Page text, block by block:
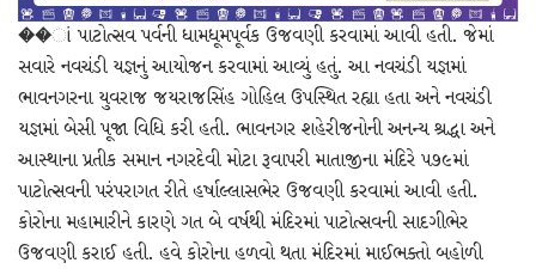
��ાં પાટોત્સવ પર્વની ધામધૂમપૂર્વક ઉજવણી કરવામાં આવી હતી. જેમાં
સવારે નવચંડી યજ્ઞનું આયોજન કરવામાં આવ્યું હતું. આ નવચંડી યજ્ઞમાં
ભાવનગરના યુવરાજ જયરાજસિંહ ગોહિલ ઉપસ્થિત રહ્યા હતા અને નવચંડી
યજ્ઞમાં બેસી પૂજા વિધિ કરી હતી. ભાવનગર શહેરીજનોની અનન્ય શ્રદ્ધા અને
આસ્થાના પ્રતીક સમાન નગરદેવી મોટા રૂવાપરી માતાજીના મંદિરે ૫૭૯માં
પાટોત્સવની પરંપરાગત રીતે હર્ષાલ્લાસભેર ઉજવણી કરવામાં આવી હતી.
કોરોના મહામારીને કારણે ગત બે વર્ષથી મંદિરમાં પાટોત્સવની સાદગીભેર
ઉજવણી કરાઈ હતી. હવે કોરોના હળવો થતા મંદિરમાં માઈભક્તો બહોળી